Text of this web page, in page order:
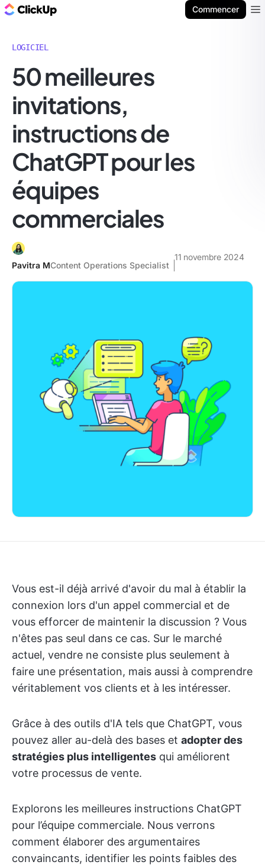
Commencer
LOGICIEL
50 meilleures
invitations,
instructions de
ChatGPT pour les
équipes
commerciales
Pavitra MContent Operations Specialist
11 novembre 2024
Vous est-il déjà arrivé d'avoir du mal à établir la
connexion lors d'un appel commercial et de
vous efforcer de maintenir la discussion ? Vous
n'êtes pas seul dans ce cas. Sur le marché
actuel, vendre ne consiste plus seulement à
faire une présentation, mais aussi à comprendre
véritablement vos clients et à les intéresser.
Grâce à des outils d'IA tels que ChatGPT, vous
pouvez aller au-delà des bases et adopter des
stratégies plus intelligentes qui améliorent
votre processus de vente.
Explorons les meilleures instructions ChatGPT
pour l’équipe commerciale. Nous verrons
comment élaborer des argumentaires
convaincants, identifier les points faibles des